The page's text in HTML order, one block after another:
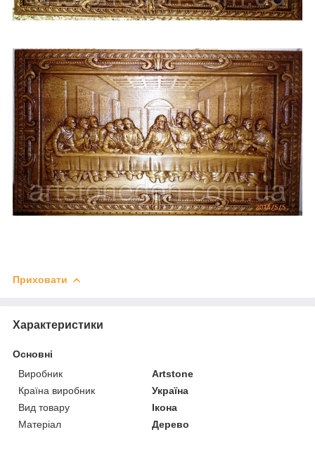
Приховати
Характеристики
Основні
Виробник
Artstone
Країна виробник
Україна
Вид товару
Ікона
Матеріал
Дерево